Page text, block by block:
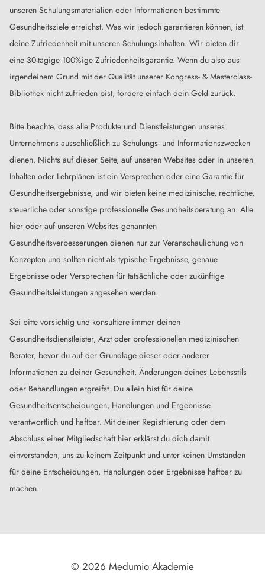
unseren Schulungsmaterialien oder Informationen bestimmte
Gesundheitsziele erreichst. Was wir jedoch garantieren können, ist
deine Zufriedenheit mit unseren Schulungsinhalten. Wir bieten dir
eine 30-tägige 100%ige Zufriedenheitsgarantie. Wenn du also aus
irgendeinem Grund mit der Qualität unserer Kongress- & Masterclass-
Bibliothek nicht zufrieden bist, fordere einfach dein Geld zurück.
Bitte beachte, dass alle Produkte und Dienstleistungen unseres
Unternehmens ausschließlich zu Schulungs- und Informationszwecken
dienen. Nichts auf dieser Seite, auf unseren Websites oder in unseren
Inhalten oder Lehrplänen ist ein Versprechen oder eine Garantie für
Gesundheitsergebnisse, und wir bieten keine medizinische, rechtliche,
steuerliche oder sonstige professionelle Gesundheitsberatung an. Alle
hier oder auf unseren Websites genannten
Gesundheitsverbesserungen dienen nur zur Veranschaulichung von
Konzepten und sollten nicht als typische Ergebnisse, genaue
Ergebnisse oder Versprechen für tatsächliche oder zukünftige
Gesundheitsleistungen angesehen werden.
Sei bitte vorsichtig und konsultiere immer deinen
Gesundheitsdienstleister, Arzt oder professionellen medizinischen
Berater, bevor du auf der Grundlage dieser oder anderer
Informationen zu deiner Gesundheit, Änderungen deines Lebensstils
oder Behandlungen ergreifst. Du allein bist für deine
Gesundheitsentscheidungen, Handlungen und Ergebnisse
verantwortlich und haftbar. Mit deiner Registrierung oder dem
Abschluss einer Mitgliedschaft hier erklärst du dich damit
einverstanden, uns zu keinem Zeitpunkt und unter keinen Umständen
für deine Entscheidungen, Handlungen oder Ergebnisse haftbar zu
machen.
© 2026 Medumio Akademie